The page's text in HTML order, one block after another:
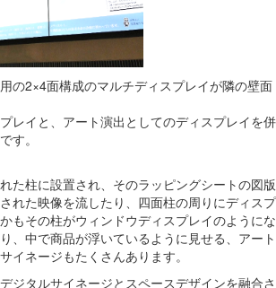
の2×4面構成のマルチディスプレイが隣の壁面
レイと、アート演出としてのディスプレイを併
す。
た柱に設置され、そのラッピングシートの図版
れた映像を流したり、四面柱の周りにディスプ
もその柱がウィンドウディスプレイのようにな
、中で商品が浮いているように見せる、アート
イネージもたくさんあります。
ジタルサイネージとスペースデザインを融合さ